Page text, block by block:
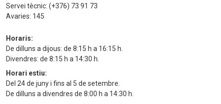
Servei tècnic: (+376) 73 91 73
Avaries: 145
Horaris:
De dilluns a dijous: de 8:15 h a 16:15 h.
Divendres: de 8:15 h a 14:30 h.
Horari estiu:
Del 24 de juny i fins al 5 de setembre.
De dilluns a divendres de 8:00 h a 14:30 h.